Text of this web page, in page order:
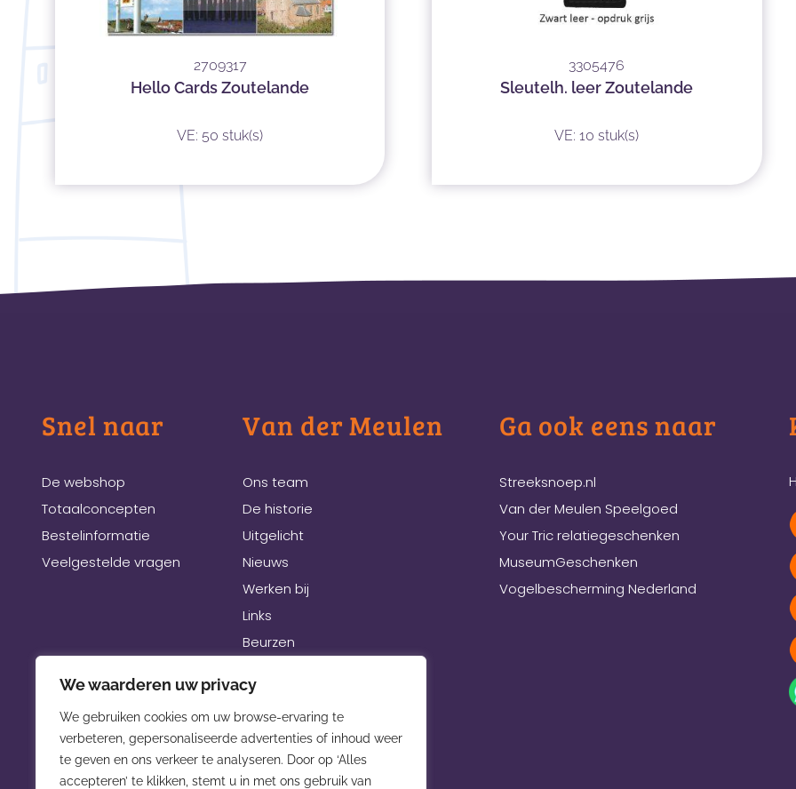
We waarderen uw privacy
We gebruiken cookies om uw browse-ervaring te
verbeteren, gepersonaliseerde advertenties of inhoud weer
te geven en ons verkeer te analyseren. Door op ‘Alles
accepteren’ te klikken, stemt u in met ons gebruik van
2709317
Hello Cards Zoutelande
VE: 50 stuk(s)
3305476
Sleutelh. leer Zoutelande
VE: 10 stuk(s)
Snel naar
De webshop
Totaalconcepten
Bestelinformatie
Veelgestelde vragen
Van der Meulen
Ons team
De historie
Uitgelicht
Nieuws
Werken bij
Links
Beurzen
Ga ook eens naar
Streeksnoep.nl
Van der Meulen Speelgoed
Your Tric relatiegeschenken
MuseumGeschenken
Vogelbescherming Nederland